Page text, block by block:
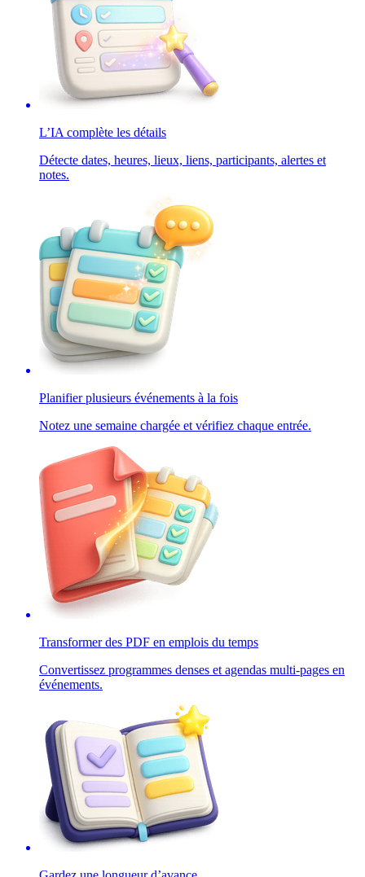
L’IA complète les détails
Détecte dates, heures, lieux, liens, participants, alertes et
notes.
Planifier plusieurs événements à la fois
Notez une semaine chargée et vérifiez chaque entrée.
Transformer des PDF en emplois du temps
Convertissez programmes denses et agendas multi-pages en
événements.